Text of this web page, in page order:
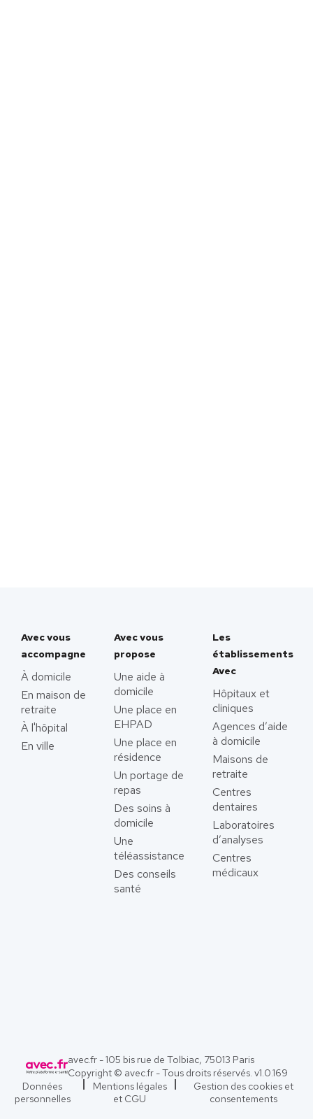
Avec vous
accompagne
À domicile
En maison de
retraite
À l'hôpital
En ville
Avec vous
propose
Une aide à
domicile
Une place en
EHPAD
Une place en
résidence
Un portage de
repas
Des soins à
domicile
Une
téléassistance
Des conseils
santé
Les
établissements
Avec
Hôpitaux et
cliniques
Agences d’aide
à domicile
Maisons de
retraite
Centres
dentaires
Laboratoires
d’analyses
Centres
médicaux
avec.fr - 105 bis rue de Tolbiac, 75013 Paris
Copyright © avec.fr - Tous droits réservés. v1.0.169
Données
personnelles
Mentions légales
et CGU
Gestion des cookies et
consentements